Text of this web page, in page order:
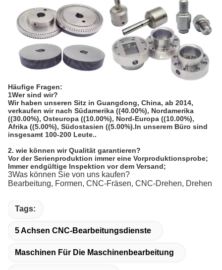
Häufige Fragen:
1Wer sind wir?
Wir haben unseren Sitz in Guangdong, China, ab 2014,
verkaufen wir nach Südamerika ((40.00%), Nordamerika
((30.00%), Osteuropa ((10.00%), Nord-Europa ((10.00%),
Afrika ((5.00%), Südostasien ((5.00%).In unserem Büro sind
insgesamt 100-200 Leute..
2. wie können wir Qualität garantieren?
Vor der Serienproduktion immer eine Vorproduktionsprobe;
Immer endgültige Inspektion vor dem Versand;
3Was können Sie von uns kaufen?
Bearbeitung, Formen, CNC-Fräsen, CNC-Drehen, Drehen
Tags:
5 Achsen CNC-Bearbeitungsdienste
Maschinen Für Die Maschinenbearbeitung